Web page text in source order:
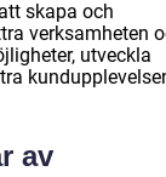
skapa och
verksamheten
utveckla
av